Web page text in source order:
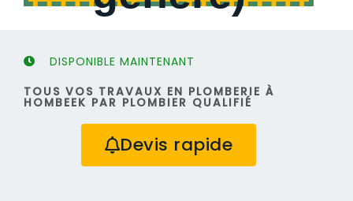
DISPONIBLE MAINTENANT
TOUS VOS TRAVAUX EN PLOMBERIE À
HOMBEEK PAR PLOMBIER QUALIFIÉ
Devis rapide